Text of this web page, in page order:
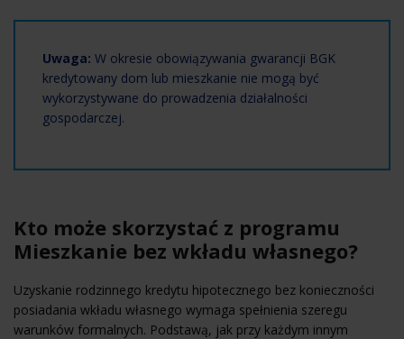
Uwaga: W okresie obowiązywania gwarancji BGK
kredytowany dom lub mieszkanie nie mogą być
wykorzystywane do prowadzenia działalności
gospodarczej.
Kto może skorzystać z programu
Mieszkanie bez wkładu własnego?
Uzyskanie rodzinnego kredytu hipotecznego bez konieczności
posiadania wkładu własnego wymaga spełnienia szeregu
warunków formalnych. Podstawą, jak przy każdym innym